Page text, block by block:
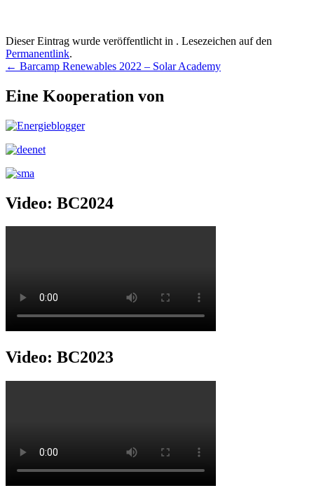
Dieser Eintrag wurde veröffentlicht in . Lesezeichen auf den
Permanentlink.
Beitragsnavigation
← Barcamp Renewables 2022 – Solar Academy
Eine Kooperation von
Video: BC2024
Video: BC2023